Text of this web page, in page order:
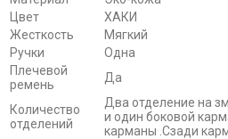
Цвет
ХАКИ
Жесткость
Мягкий
Ручки
Одна
Плечевой
ремень
Да
Количество
отделений
Два отделение на
и один боковой
карманы .Сзади